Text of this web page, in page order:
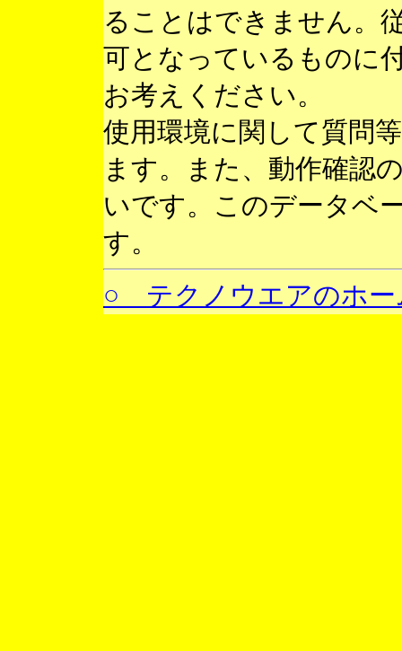
ることはできません。
可となっているものに
お考えください。
使用環境に関して質問
ます。また、動作確認
いです。このデータベ
す。
○ テクノウエアのホー